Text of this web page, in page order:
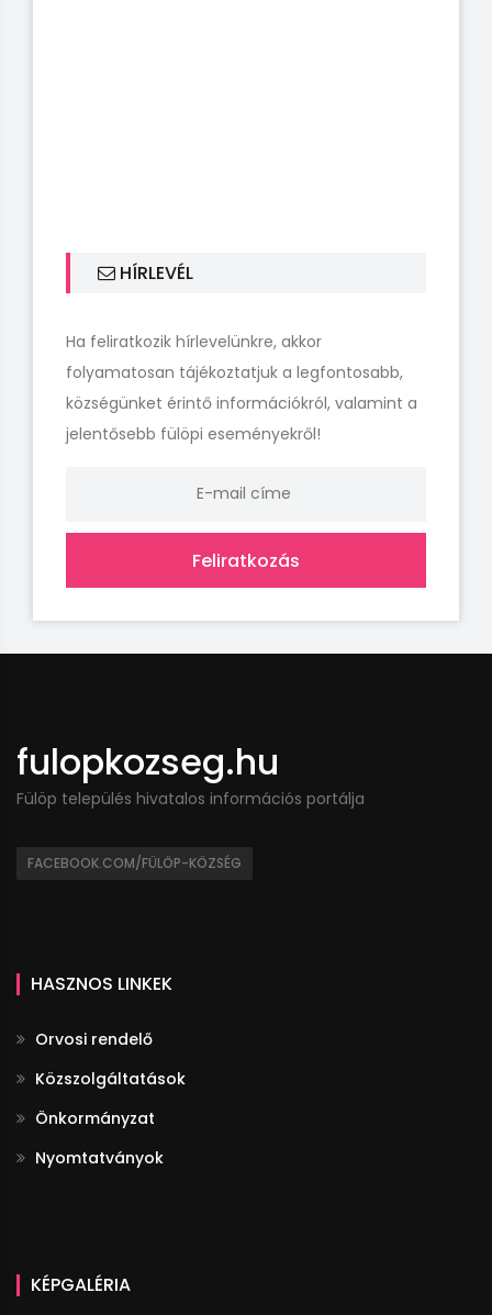
HÍRLEVÉL
Ha feliratkozik hírlevelünkre, akkor
folyamatosan tájékoztatjuk a legfontosabb,
községünket érintő információkról, valamint a
jelentősebb fülöpi eseményekről!
Feliratkozás
fulopkozseg.hu
Fülöp település hivatalos információs portálja
FACEBOOK.COM/FÜLÖP-KÖZSÉG
HASZNOS LINKEK
Orvosi rendelő
Közszolgáltatások
Önkormányzat
Nyomtatványok
KÉPGALÉRIA